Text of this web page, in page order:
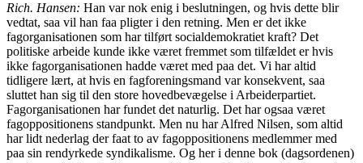
Rich. Hansen: Han var nok enig i beslutningen, og hvis dette blir
vedtat, saa vil han faa pligter i den retning. Men er det ikke
fagorganisationen som har tilført socialdemokratiet kraft? Det
politiske arbeide kunde ikke været fremmet som tilfældet er hvis
ikke fagorganisationen hadde været med paa det. Vi har altid
tidligere lært, at hvis en fagforeningsmand var konsekvent, saa
sluttet han sig til den store hovedbevægelse i Arbeiderpartiet.
Fagorganisationen har fundet det naturlig. Det har ogsaa været
fagoppositionens standpunkt. Men nu har Alfred Nilsen, som altid
har lidt nederlag der faat to av fagoppositionens medlemmer med
paa sin rendyrkede syndikalisme. Og her i denne bok (dagsordenen)